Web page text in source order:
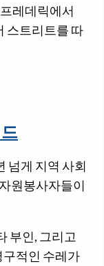
레데릭에서
스트리트를 따
넘게 지역 사회
원봉사자들이
부인, 그리고
구적인 수레가